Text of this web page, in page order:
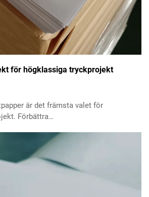
för högklassiga tryckprojekt
är det främsta valet för
Förbättra